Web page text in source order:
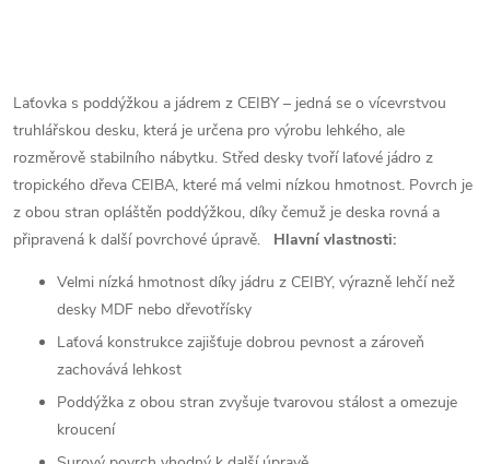
Laťovka s poddýžkou a jádrem z CEIBY – jedná se o vícevrstvou
truhlářskou desku, která je určena pro výrobu lehkého, ale
rozměrově stabilního nábytku. Střed desky tvoří laťové jádro z
tropického dřeva CEIBA, které má velmi nízkou hmotnost. Povrch je
z obou stran opláštěn poddýžkou, díky čemuž je deska rovná a
připravená k další povrchové úpravě.
Hlavní vlastnosti:
Velmi nízká hmotnost díky jádru z CEIBY, výrazně lehčí než
desky MDF nebo dřevotřísky
Laťová konstrukce zajišťuje dobrou pevnost a zároveň
zachovává lehkost
Poddýžka z obou stran zvyšuje tvarovou stálost a omezuje
kroucení